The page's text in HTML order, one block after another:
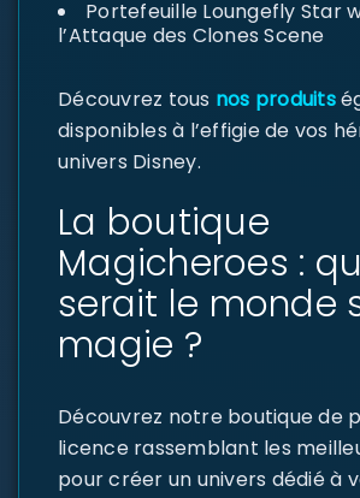
Portefeuille Loungefly Star
l’Attaque des Clones Scene
Découvrez tous nos produits
disponibles à l’effigie de vos
univers Disney.
La boutique
Magicheroes :
serait le monde
magie ?
Découvrez notre boutique de
licence rassemblant les
pour créer un univers dédié à